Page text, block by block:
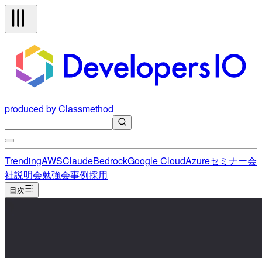
produced by Classmethod
TrendingAWSClaudeBedrockGoogle CloudAzureセミナー会
社説明会勉強会事例採用
目次